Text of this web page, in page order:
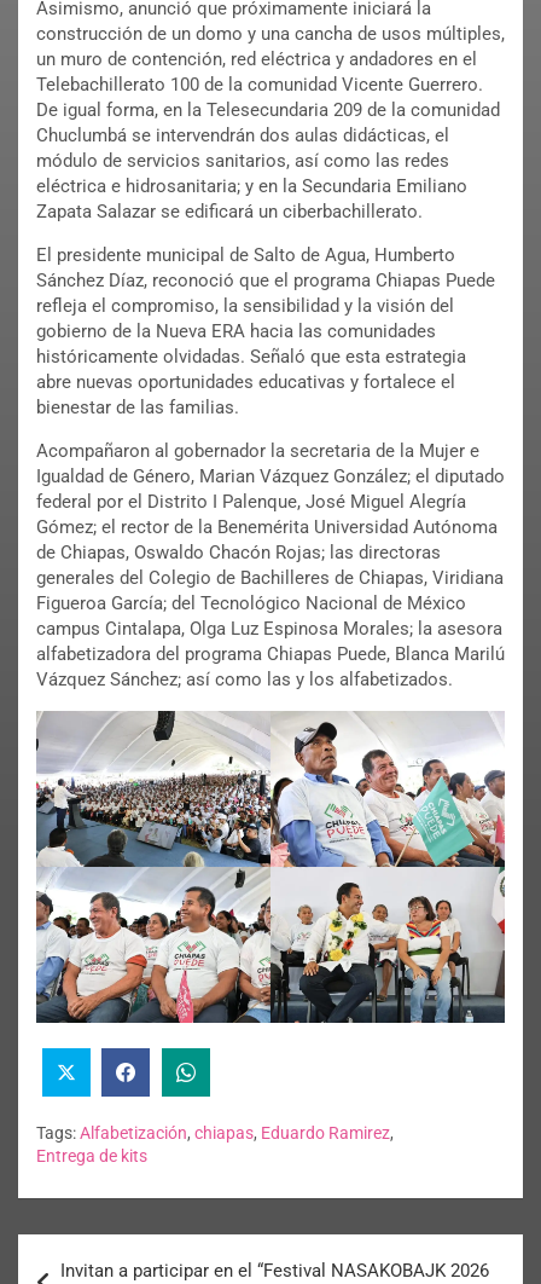
Asimismo, anunció que próximamente iniciará la
construcción de un domo y una cancha de usos múltiples,
un muro de contención, red eléctrica y andadores en el
Telebachillerato 100 de la comunidad Vicente Guerrero.
De igual forma, en la Telesecundaria 209 de la comunidad
Chuclumbá se intervendrán dos aulas didácticas, el
módulo de servicios sanitarios, así como las redes
eléctrica e hidrosanitaria; y en la Secundaria Emiliano
Zapata Salazar se edificará un ciberbachillerato.
El presidente municipal de Salto de Agua, Humberto
Sánchez Díaz, reconoció que el programa Chiapas Puede
refleja el compromiso, la sensibilidad y la visión del
gobierno de la Nueva ERA hacia las comunidades
históricamente olvidadas. Señaló que esta estrategia
abre nuevas oportunidades educativas y fortalece el
bienestar de las familias.
Acompañaron al gobernador la secretaria de la Mujer e
Igualdad de Género, Marian Vázquez González; el diputado
federal por el Distrito I Palenque, José Miguel Alegría
Gómez; el rector de la Benemérita Universidad Autónoma
de Chiapas, Oswaldo Chacón Rojas; las directoras
generales del Colegio de Bachilleres de Chiapas, Viridiana
Figueroa García; del Tecnológico Nacional de México
campus Cintalapa, Olga Luz Espinosa Morales; la asesora
alfabetizadora del programa Chiapas Puede, Blanca Marilú
Vázquez Sánchez; así como las y los alfabetizados.
Tags:Alfabetización, chiapas, Eduardo Ramirez,
Entrega de kits
Invitan a participar en el “Festival NASAKOBAJK 2026